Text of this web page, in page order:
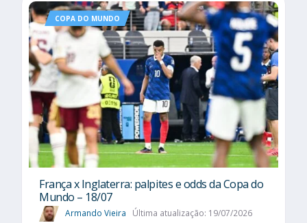
COPA DO MUNDO
França x Inglaterra: palpites e odds da Copa do
Mundo – 18/07
Armando Vieira Última atualização: 19/07/2026